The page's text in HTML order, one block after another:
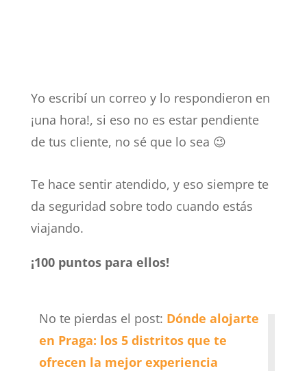
Yo escribí un correo y lo respondieron en
¡una hora!, si eso no es estar pendiente
de tus cliente, no sé que lo sea 😉
Te hace sentir atendido, y eso siempre te
da seguridad sobre todo cuando estás
viajando.
¡100 puntos para ellos!
No te pierdas el post: Dónde alojarte
en Praga: los 5 distritos que te
ofrecen la mejor experiencia